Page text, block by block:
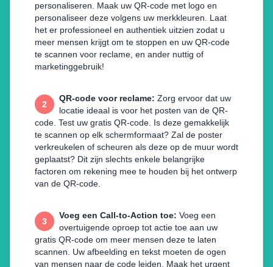
personaliseren. Maak uw QR-code met logo en
personaliseer deze volgens uw merkkleuren. Laat
het er professioneel en authentiek uitzien zodat u
meer mensen krijgt om te stoppen en uw QR-code
te scannen voor reclame, en ander nuttig of
marketinggebruik!
2
QR-code voor reclame: Zorg ervoor dat uw
locatie ideaal is voor het posten van de QR-
code. Test uw gratis QR-code. Is deze gemakkelijk
te scannen op elk schermformaat? Zal de poster
verkreukelen of scheuren als deze op de muur wordt
geplaatst? Dit zijn slechts enkele belangrijke
factoren om rekening mee te houden bij het ontwerp
van de QR-code.
3
Voeg een Call-to-Action toe: Voeg een
overtuigende oproep tot actie toe aan uw
gratis QR-code om meer mensen deze te laten
scannen. Uw afbeelding en tekst moeten de ogen
van mensen naar de code leiden. Maak het urgent